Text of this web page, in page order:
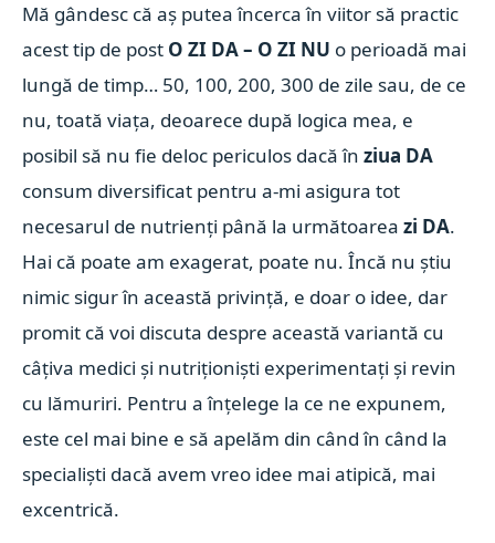
Mă gândesc că aș putea încerca în viitor să practic
acest tip de post O ZI DA – O ZI NU o perioadă mai
lungă de timp… 50, 100, 200, 300 de zile sau, de ce
nu, toată viața, deoarece după logica mea, e
posibil să nu fie deloc periculos dacă înziua DA
consum diversificat pentru a-mi asigura tot
necesarul de nutrienți până la următoareazi DA.
Hai că poate am exagerat, poate nu. Încă nu știu
nimic sigur în această privință, e doar o idee, dar
promit că voi discuta despre această variantă cu
câțiva medici și nutriționiști experimentați și revin
cu lămuriri. Pentru a înțelege la ce ne expunem,
este cel mai bine e să apelăm din când în când la
specialiști dacă avem vreo idee mai atipică, mai
excentrică.